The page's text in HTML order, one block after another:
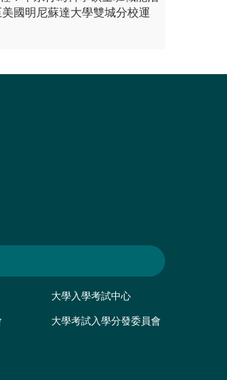
國明尼蘇達大學雙城分校運
大學入學考試中心
大學考試入學分發委員會